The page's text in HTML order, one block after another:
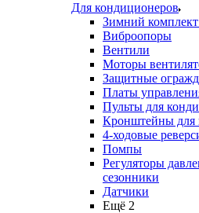
Для кондиционеров
Зимний
Виброопоры
Вентили
Моторы
Защитные
Платы
Пульты для
Кронштейны для
4-ходовые
Помпы
Регуляторы
сезонники
Датчики
Ещё 2